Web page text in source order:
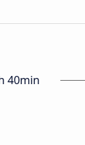
40min